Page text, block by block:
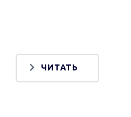
ЧИТАТЬ